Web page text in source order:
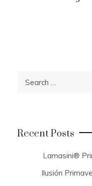
r
Recent Posts
Lamasini®
Ilusión